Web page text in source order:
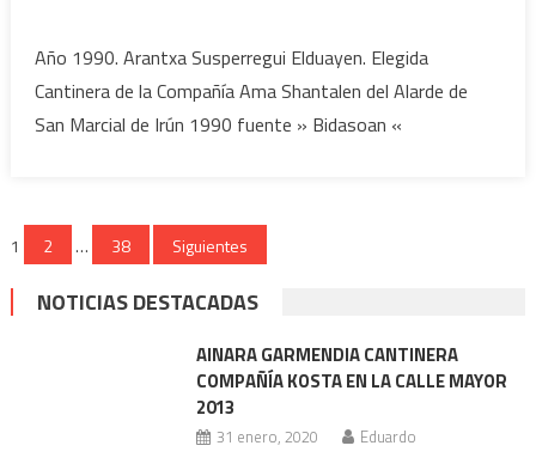
Susperregui
elegida
Cantinera
1990
Año 1990. Arantxa Susperregui Elduayen. Elegida
Cantinera de la Compañía Ama Shantalen del Alarde de
San Marcial de Irún 1990 fuente » Bidasoan «
Paginación
de
1 2 … 38 Siguientes
NOTICIAS DESTACADAS
AINARA GARMENDIA CANTINERA
COMPAÑÍA KOSTA EN LA CALLE MAYOR
2013
31 enero, 2020 Eduardo